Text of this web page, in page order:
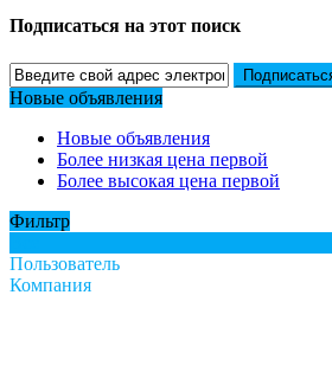
Подписаться на этот поиск
Новые объявления
Новые объявления
Более низкая цена первой
Более высокая цена первой
Фильтр
Пользователь
Компания